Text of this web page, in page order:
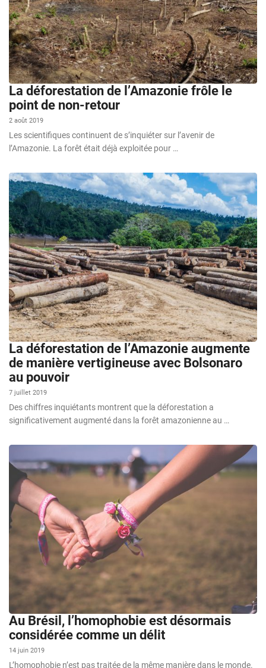
La déforestation de l’Amazonie frôle le
point de non-retour
2 août 2019
Les scientifiques continuent de s’inquiéter sur l’avenir de
l’Amazonie. La forêt était déjà exploitée pour …
La déforestation de l’Amazonie augmente
de manière vertigineuse avec Bolsonaro
au pouvoir
7 juillet 2019
Des chiffres inquiétants montrent que la déforestation a
significativement augmenté dans la forêt amazonienne au …
Au Brésil, l’homophobie est désormais
considérée comme un délit
14 juin 2019
L’homophobie n’est pas traitée de la même manière dans le monde.